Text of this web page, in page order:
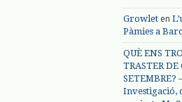
Growlet en
Pàmies a
QUÈ ENS
TRASTER DE
SETEMBRE?
Investigació,